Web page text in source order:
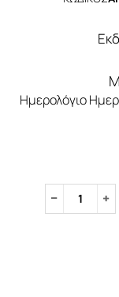
Ημερολόγιο
1